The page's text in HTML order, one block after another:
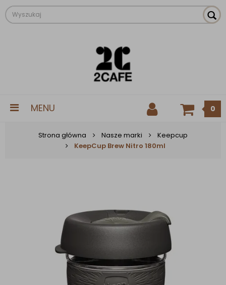
MENU 0
Strona główna Nasze marki
Keepcup
KeepCup Brew Nitro 180ml